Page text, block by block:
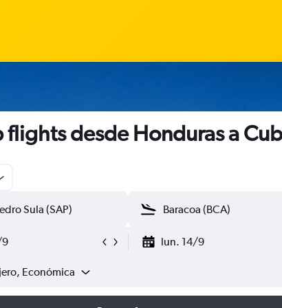
flights desde Honduras a
lun. 14/9
Económica